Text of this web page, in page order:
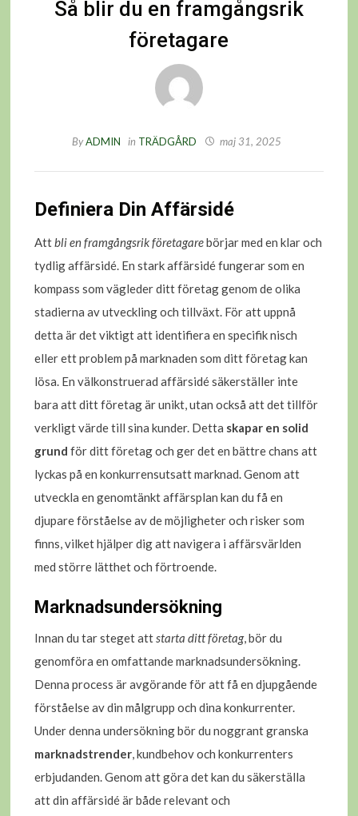
Så blir du en framgångsrik
företagare
ByADMIN in TRÄDGÅRD maj 31, 2025
Definiera Din Affärsidé
Attbli en framgångsrik företagarebörjar med en klar och
tydlig affärsidé. En stark affärsidé fungerar som en
kompass som vägleder ditt företag genom de olika
stadierna av utveckling och tillväxt. För att uppnå
detta är det viktigt att identifiera en specifik nisch
eller ett problem på marknaden som ditt företag kan
lösa. En välkonstruerad affärsidé säkerställer inte
bara att ditt företag är unikt, utan också att det tillför
verkligt värde till sina kunder. Detta skapar en solid
grund för ditt företag och ger det en bättre chans att
lyckas på en konkurrensutsatt marknad. Genom att
utveckla en genomtänkt affärsplan kan du få en
djupare förståelse av de möjligheter och risker som
finns, vilket hjälper dig att navigera i affärsvärlden
med större lätthet och förtroende.
Marknadsundersökning
Innan du tar steget attstarta ditt företag, bör du
genomföra en omfattande marknadsundersökning.
Denna process är avgörande för att få en djupgående
förståelse av din målgrupp och dina konkurrenter.
Under denna undersökning bör du noggrant granska
marknadstrender, kundbehov och konkurrenters
erbjudanden. Genom att göra det kan du säkerställa
att din affärsidé är både relevant och